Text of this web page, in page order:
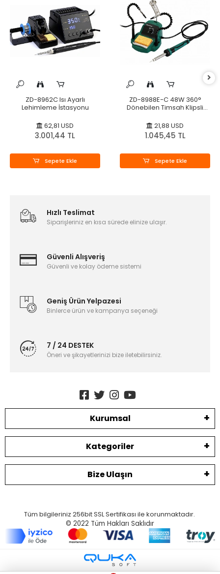
ZD-8962C Isı Ayarlı
Lehimleme İstasyonu
62,81 USD
3.001,44 TL
Sepete Ekle
ZD-8988E-C 48W 360°
Dönebilen Timsah Klipsli
21,88 USD
1.045,45 TL
Sepete Ekle
Hızlı Teslimat
Siparişleriniz en kısa sürede elinize ulaşır.
Güvenli Alışveriş
Güvenli ve kolay ödeme sistemi
Geniş Ürün Yelpazesi
Binlerce ürün ve kampanya seçeneği
7 / 24 DESTEK
Öneri ve şikayetlerinizi bize iletebilirsiniz.
Kurumsal
Kategoriler
Bize Ulaşın
Tüm bilgileriniz 256bit SSL Sertifikası ile korunmaktadır.
© 2022 Tüm Hakları Saklıdır